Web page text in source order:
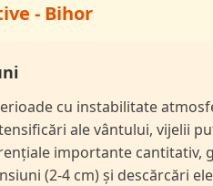
- Bihor
cu instabilitate
ale vântului, vijelii
importante cantitativ,
(2-4 cm) și descărcări